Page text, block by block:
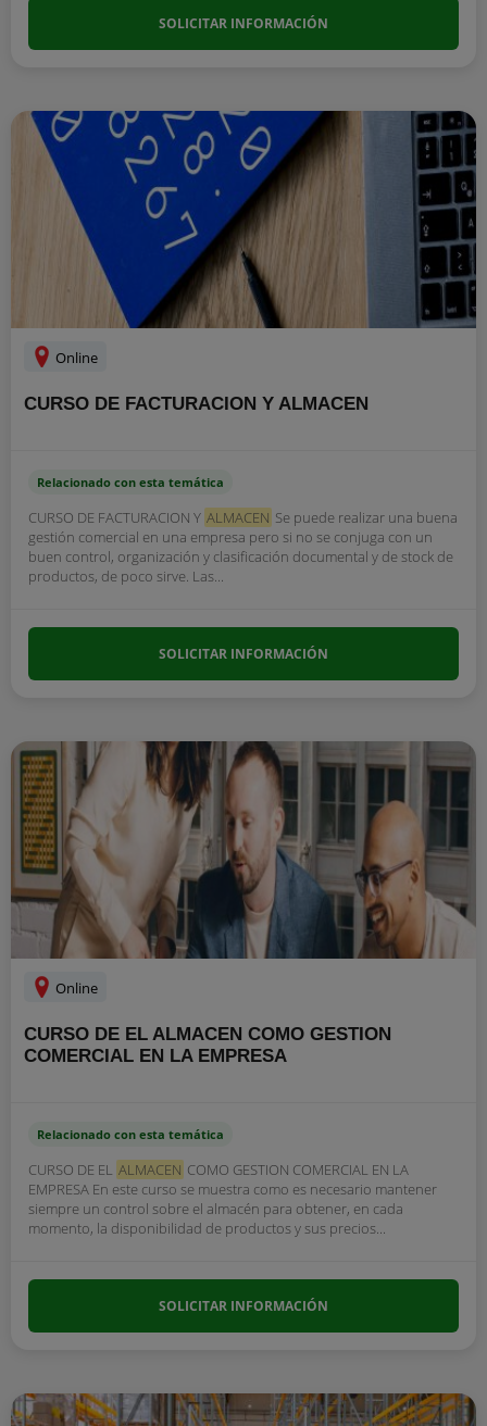
SOLICITAR INFORMACIÓN
Online
CURSO DE FACTURACION Y ALMACEN
Relacionado con esta temática
CURSO DE FACTURACION Y ALMACEN Se puede realizar una buena
gestión comercial en una empresa pero si no se conjuga con un
buen control, organización y clasificación documental y de stock de
productos, de poco sirve. Las...
SOLICITAR INFORMACIÓN
Online
CURSO DE EL ALMACEN COMO GESTION
COMERCIAL EN LA EMPRESA
Relacionado con esta temática
CURSO DE EL ALMACEN COMO GESTION COMERCIAL EN LA
EMPRESA En este curso se muestra como es necesario mantener
siempre un control sobre el almacén para obtener, en cada
momento, la disponibilidad de productos y sus precios...
SOLICITAR INFORMACIÓN